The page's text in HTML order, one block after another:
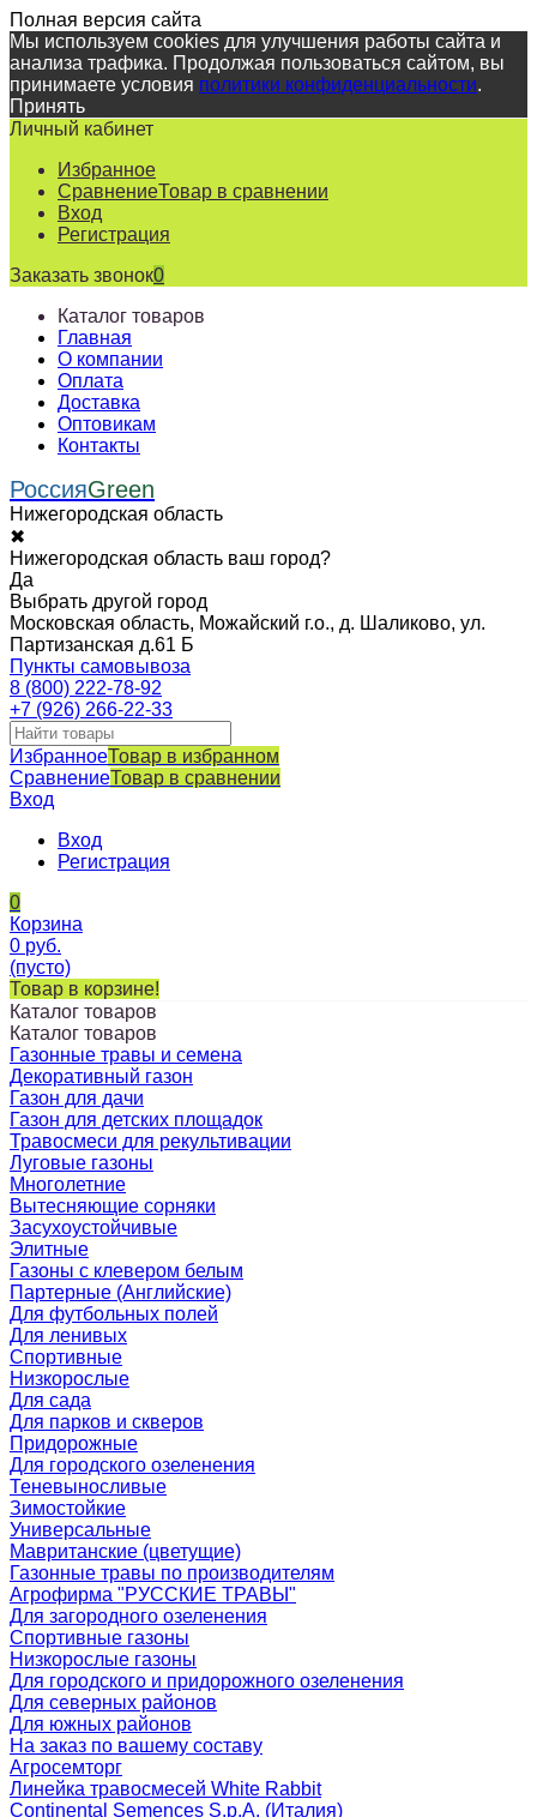
Полная версия сайта
Мы используем cookies для улучшения работы сайта и
анализа трафика. Продолжая пользоваться сайтом, вы
принимаете условия политики конфиденциальности.
Принять
Личный кабинет
Избранное
СравнениеТовар в сравнении
Вход
Регистрация
Заказать звонок0
Каталог товаров
Главная
О компании
Оплата
Доставка
Оптовикам
Контакты
РоссияGreen
Нижегородская область
✖
Нижегородская область ваш город?
Да
Выбрать другой город
Московская область, Можайский г.о., д. Шаликово, ул.
Партизанская д.61 Б
Пункты самовывоза
8 (800) 222-78-92
+7 (926) 266-22-33
ИзбранноеТовар в избранном
СравнениеТовар в сравнении
Вход
Вход
Регистрация
0
Корзина
0 руб.
(пусто)
Товар в корзине!
Каталог товаров
Каталог товаров
Газонные травы и семена
Декоративный газон
Газон для дачи
Газон для детских площадок
Травосмеси для рекультивации
Луговые газоны
Многолетние
Вытесняющие сорняки
Засухоустойчивые
Элитные
Газоны с клевером белым
Партерные (Английские)
Для футбольных полей
Для ленивых
Спортивные
Низкорослые
Для сада
Для парков и скверов
Придорожные
Для городского озеленения
Теневыносливые
Зимостойкие
Универсальные
Мавританские (цветущие)
Газонные травы по производителям
Агрофирма "РУССКИЕ ТРАВЫ"
Для загородного озеленения
Спортивные газоны
Низкорослые газоны
Для городского и придорожного озеленения
Для северных районов
Для южных районов
На заказ по вашему составу
Агросемторг
Линейка травосмесей White Rabbit
Continental Semences S.p.A. (Италия)